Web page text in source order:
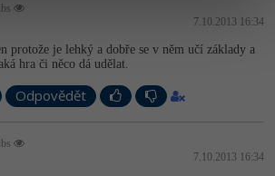
7.10.2013 16:34
protože je lehký a dobře se v něm učí základy a
hra či něco dá udělat.
Odpovědět
7.10.2013 16:34